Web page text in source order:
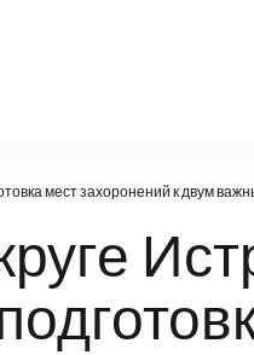
мест захоронений к двум